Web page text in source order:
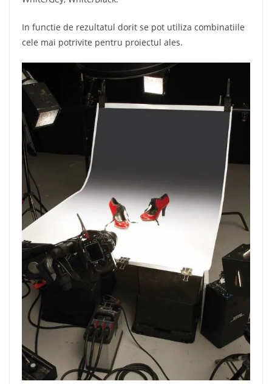
In functie de rezultatul dorit se pot utiliza combinatiile
cele mai potrivite pentru proiectul ales.